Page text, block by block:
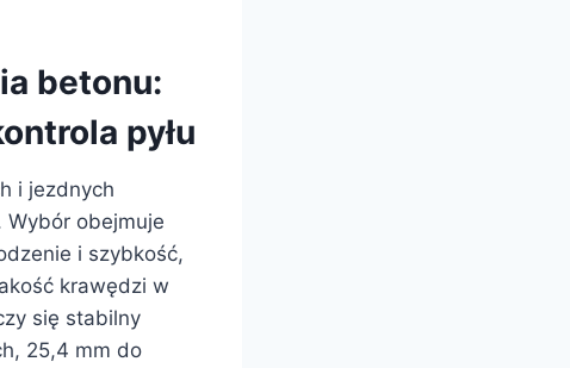
betonu:
pyłu
i jezdnych
obejmuje
i szybkość,
krawędzi w
się stabilny
25,4 mm do